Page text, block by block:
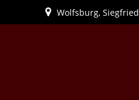
Inhalt
Wolfsburg,